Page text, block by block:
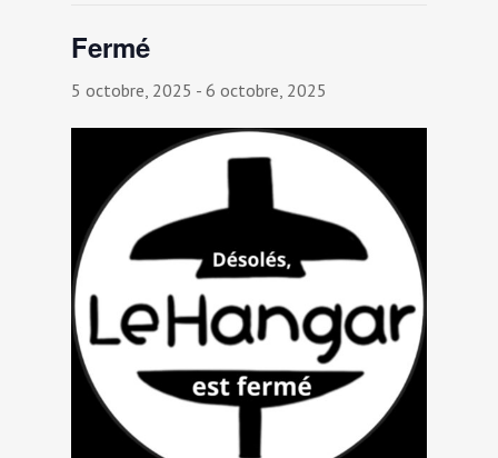
Fermé
5 octobre, 2025 - 6 octobre, 2025